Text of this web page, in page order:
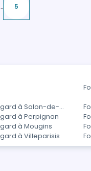
... 5
à Salon-de-
à Perpignan
à Mougins
à Villeparisis